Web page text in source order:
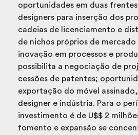
oportunidades em duas
designers para inserção dos
cadeias de licenciamento e
de nichos próprios de
inovação em processos e
possibilita a negociação de
cessões de patentes;
exportação do móvel
designer e indústria. Para o
investimento é de U$$ 2
fomento e expansão se